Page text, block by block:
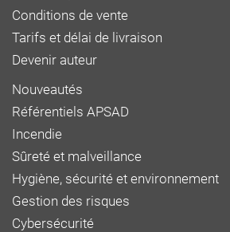
Conditions de vente
Tarifs et délai de livraison
Devenir auteur
Nouveautés
Référentiels APSAD
Incendie
Sûreté et malveillance
Hygiène, sécurité et environnement
Gestion des risques
Cybersécurité